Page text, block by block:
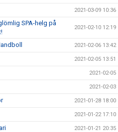
2021-03-09 10:36
SPA-helg på
2021-02-10 12:19
2021-02-06 13:42
2021-02-05 13:51
2021-02-05
2021-02-03
2021-01-28 18:00
2021-01-22 17:10
2021-01-21 20:35